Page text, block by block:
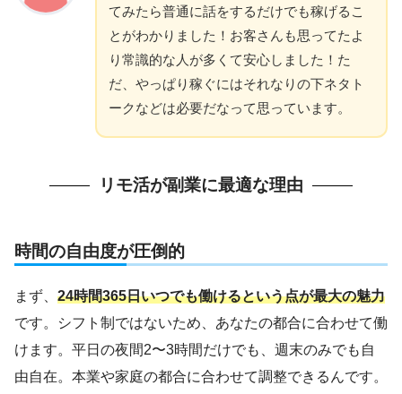
てみたら普通に話をするだけでも稼げるこ
とがわかりました！お客さんも思ってたよ
り常識的な人が多くて安心しました！た
だ、やっぱり稼ぐにはそれなりの下ネタト
ークなどは必要だなって思っています。
リモ活が副業に最適な理由
時間の自由度が圧倒的
まず、 24時間365日いつでも働けるという点が最大の魅力
です。シフト制ではないため、あなたの都合に合わせて働
けます。平日の夜間2〜3時間だけでも、週末のみでも自
由自在。本業や家庭の都合に合わせて調整できるんです。